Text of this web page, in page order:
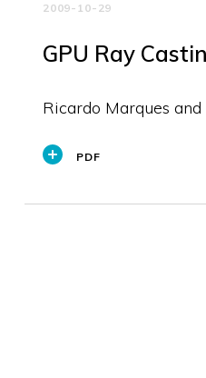
2009-10-29
GPU Ray
Ricardo Marques
PDF